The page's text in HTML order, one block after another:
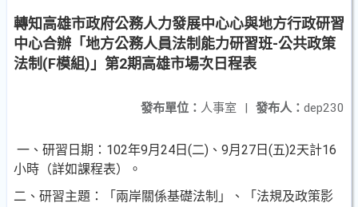
轉知高雄市政府公務人力發展中心心與地方行政研習
中心合辦「地方公務人員法制能力研習班-公共政策
法制(F模組)」第2期高雄市場次日程表
發布人： dep230
發布單位： 人事室 |
一、研習日期：102年9月24日(二)、9月27日(五)2天計16
小時（詳如課程表）。
二、研習主題：「兩岸關係基礎法制」、「法規及政策影